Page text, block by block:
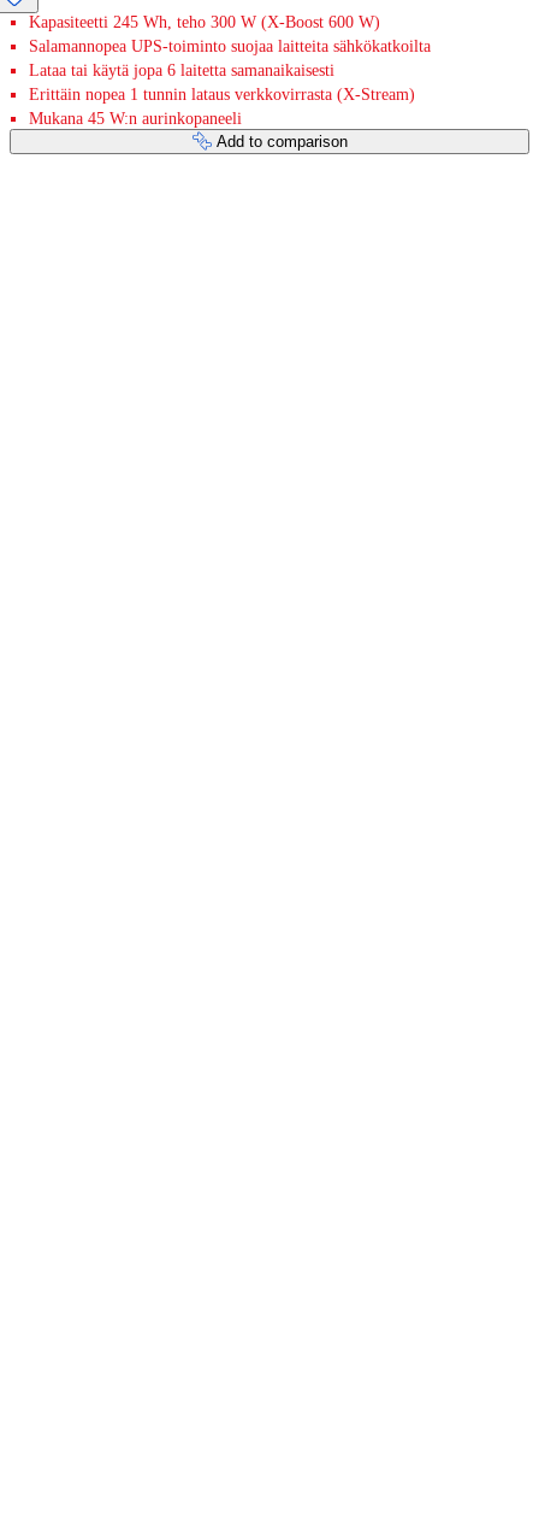
Kapasiteetti 245 Wh, teho 300 W (X-Boost 600 W)
Salamannopea UPS-toiminto suojaa laitteita sähkökatkoilta
Lataa tai käytä jopa 6 laitetta samanaikaisesti
Erittäin nopea 1 tunnin lataus verkkovirrasta (X-Stream)
Mukana 45 W:n aurinkopaneeli
Add to comparison